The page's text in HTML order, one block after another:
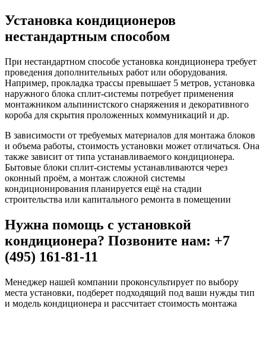
Установка кондиционеров
нестандартным способом
При нестандартном способе установка кондиционера требует
проведения дополнительных работ или оборудования.
Например, прокладка трассы превышает 5 метров, установка
наружного блока сплит-системы потребует применения
монтажником альпинистского снаряжения и декоративного
короба для скрытия проложенных коммуникаций и др.
В зависимости от требуемых материалов для монтажа блоков
и объема работы, стоимость установки может отличаться. Она
также зависит от типа устанавливаемого кондиционера.
Бытовые блоки сплит-системы устанавливаются через
оконный проём, а монтаж сложной системы
кондиционирования планируется ещё на стадии
строительства или капитального ремонта в помещении
Нужна помощь с установкой
кондиционера? Позвоните нам: +7
(495) 161-81-11
Менеджер нашей компании проконсультирует по выбору
места установки, подберет подходящий под ваши нужды тип
и модель кондиционера и рассчитает стоимость монтажа